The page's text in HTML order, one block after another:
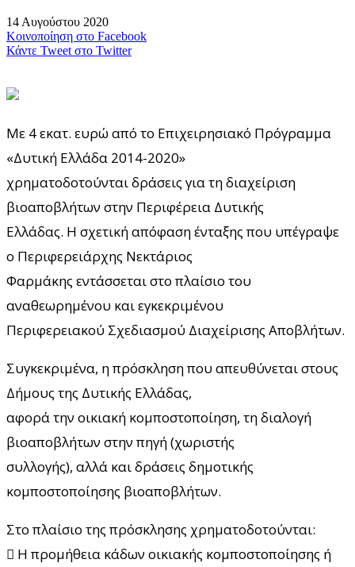
14 Αυγούστου 2020
Κοινοποίηση στο Facebook
Κάντε Tweet στο Twitter
Με 4 εκατ. ευρώ από το Επιχειρησιακό Πρόγραμμα
«Δυτική Ελλάδα 2014-2020»
χρηματοδοτούνται δράσεις για τη διαχείριση
βιοαποβλήτων στην Περιφέρεια Δυτικής
Ελλάδας. Η σχετική απόφαση ένταξης που υπέγραψε
ο Περιφερειάρχης Νεκτάριος
Φαρμάκης εντάσσεται στο πλαίσιο του
αναθεωρημένου και εγκεκριμένου
Περιφερειακού Σχεδιασμού Διαχείρισης Αποβλήτων.
Συγκεκριμένα, η πρόσκληση που απευθύνεται στους
Δήμους της Δυτικής Ελλάδας,
αφορά την οικιακή κομποστοποίηση, τη διαλογή
βιοαποβλήτων στην πηγή (χωριστής
συλλογής), αλλά και δράσεις δημοτικής
κομποστοποίησης βιοαποβλήτων.
Στο πλαίσιο της πρόσκλησης χρηματοδοτούνται:
 Η προμήθεια κάδων οικιακής κομποστοποίησης ή